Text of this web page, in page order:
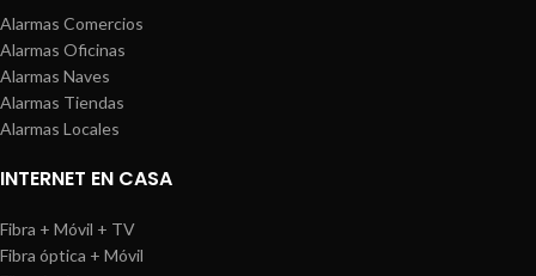
Alarmas Comercios
Alarmas Oficinas
Alarmas Naves
Alarmas Tiendas
Alarmas Locales
INTERNET EN CASA
Fibra + Móvil + TV
Fibra óptica + Móvil